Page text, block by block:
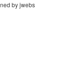
by jwebs